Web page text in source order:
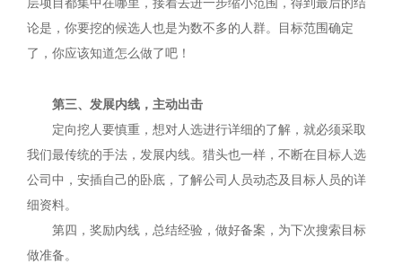
层项目都集中在哪里，接着去进一步缩小范围，得到最后的结
论是，你要挖的候选人也是为数不多的人群。目标范围确定
了，你应该知道怎么做了吧！
第三、发展内线，主动出击
定向挖人要慎重，想对人选进行详细的了解，就必须采取
我们最传统的手法，发展内线。猎头也一样，不断在目标人选
公司中，安插自己的卧底，了解公司人员动态及目标人员的详
细资料。
第四，奖励内线，总结经验，做好备案，为下次搜索目标
做准备。